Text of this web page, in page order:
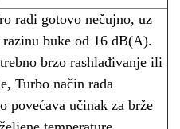
radi gotovo nečujno, uz
buke od 16 dB(A).
brzo rashlađivanje ili
Turbo način rada
povećava učinak za brže